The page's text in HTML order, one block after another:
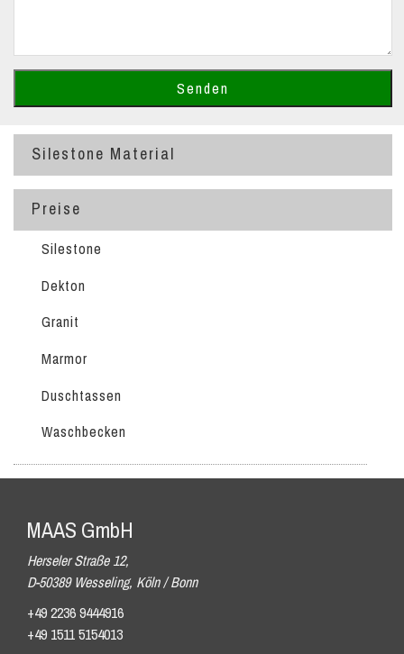
Silestone Material
Preise
Silestone
Dekton
Granit
Marmor
Duschtassen
Waschbecken
MAAS GmbH
Herseler Straße 12,
D-50389 Wesseling, Köln / Bonn
+49 2236 9444916
+49 1511 5154013